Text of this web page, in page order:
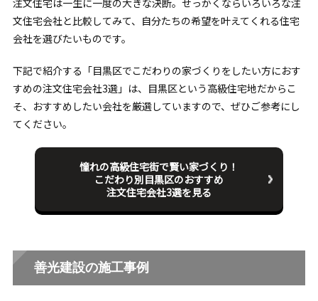
注文住宅は一生に一度の大きな決断。せっかくならいろいろな注
文住宅会社と比較してみて、自分たちの希望を叶えてくれる住宅
会社を選びたいものです。
下記で紹介する「目黒区でこだわりの家づくりをしたい方におす
すめの注文住宅会社3選」は、目黒区という高級住宅地だからこ
そ、おすすめしたい会社を厳選していますので、ぜひご参考にし
てください。
憧れの高級住宅街で賢い家づくり！
こだわり別目黒区のおすすめ
注文住宅会社3選を見る
善光建設の施工事例